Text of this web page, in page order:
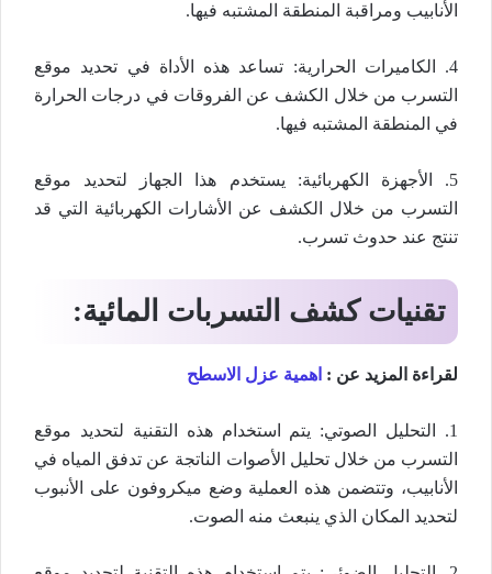
الأنابيب ومراقبة المنطقة المشتبه فيها.
4. الكاميرات الحرارية: تساعد هذه الأداة في تحديد موقع
التسرب من خلال الكشف عن الفروقات في درجات الحرارة
في المنطقة المشتبه فيها.
5. الأجهزة الكهربائية: يستخدم هذا الجهاز لتحديد موقع
التسرب من خلال الكشف عن الأشارات الكهربائية التي قد
تنتج عند حدوث تسرب.
تقنيات كشف التسربات المائية:
لقراءة المزيد عن : اهمية عزل الاسطح
1. التحليل الصوتي: يتم استخدام هذه التقنية لتحديد موقع
التسرب من خلال تحليل الأصوات الناتجة عن تدفق المياه في
الأنابيب، وتتضمن هذه العملية وضع ميكروفون على الأنبوب
لتحديد المكان الذي ينبعث منه الصوت.